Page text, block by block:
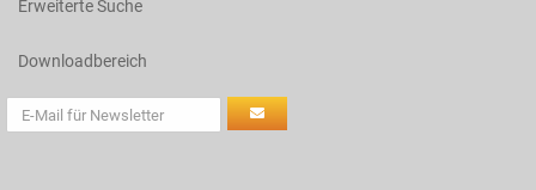
Erweiterte Suche
Downloadbereich